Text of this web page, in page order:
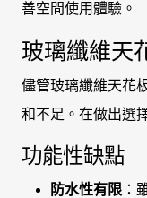
善空間使用體驗。
玻璃纖維天
儘管玻璃纖維天花
和不足。在做出選
功能性缺點
防水性有限 ：